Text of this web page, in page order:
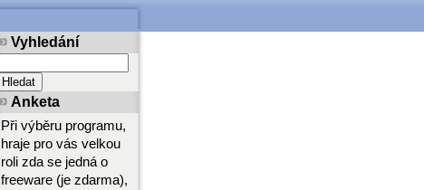
Vyhledání
Anketa
Při výběru programu,
hraje pro vás velkou
roli zda se jedná o
freeware (je zdarma),